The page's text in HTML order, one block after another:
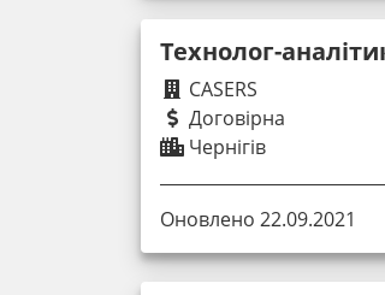
Технолог-
CASERS
Договірна
Чернігів
Оновлено 22.09.2021